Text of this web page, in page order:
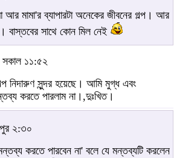
আর মামা'র ব্যাপারটা অনেকের জীবনের গল্প। আর
বাস্তবের সাথে কোন মিল নেই
১১:৫২
নিদারুণ সুন্দর হয়েছে। আমি মুগ্ধ এবং
করতে পারলাম না।,দুঃখিত।
২:৩০
করতে পারবেন না' বলে যে মন্তব্যটি করলেন